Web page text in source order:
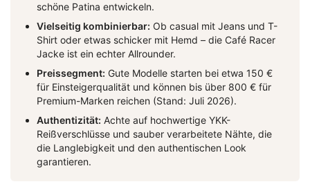
schöne Patina entwickeln.
Vielseitig kombinierbar: Ob casual mit Jeans und T-
Shirt oder etwas schicker mit Hemd – die Café Racer
Jacke ist ein echter Allrounder.
Preissegment: Gute Modelle starten bei etwa 150 €
für Einsteigerqualität und können bis über 800 € für
Premium-Marken reichen (Stand: Juli 2026).
Authentizität: Achte auf hochwertige YKK-
Reißverschlüsse und sauber verarbeitete Nähte, die
die Langlebigkeit und den authentischen Look
garantieren.